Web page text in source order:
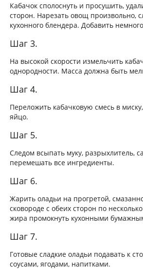
Кабачок сполоснуть и просушить,
сторон. Нарезать овощ произвольно,
кухонного блендера. Добавить
Шаг 3.
На высокой скорости измельчить
однородности. Масса должна быть
Шаг 4.
Переложить кабачковую смесь в
яйцо.
Шаг 5.
Следом всыпать муку, разрыхлитель,
перемешать все ингредиенты.
Шаг 6.
Жарить оладьи на прогретой,
сковороде с обеих сторон по
жира промокнуть кухонными
Шаг 7.
Готовые сладкие оладьи подавать к
соусами, ягодами, напитками.